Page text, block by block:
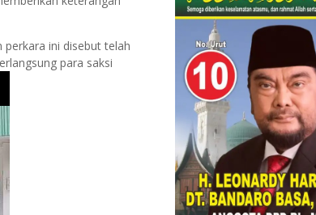
perkara ini disebut telah
para saksi